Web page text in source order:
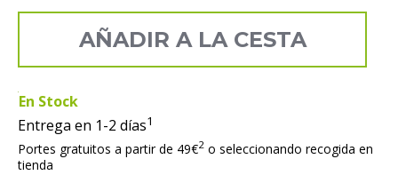
AÑADIR A LA CESTA
En Stock
Entrega en 1-2 días1
Portes gratuitos a partir de 49€2 o seleccionando recogida en
tienda